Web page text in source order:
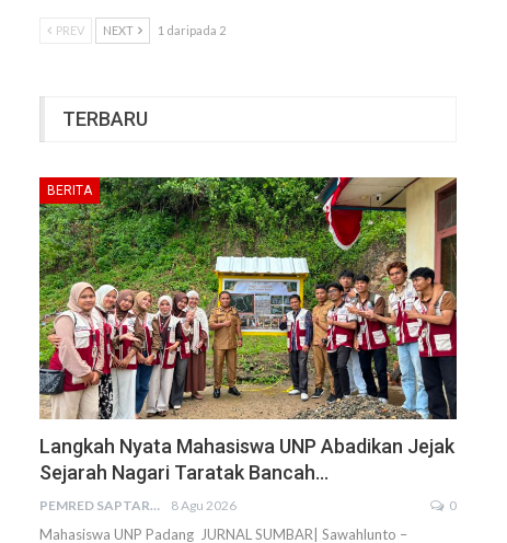
PREV NEXT 1 daripada 2
TERBARU
BERITA
Langkah Nyata Mahasiswa UNP Abadikan Jejak
Sejarah Nagari Taratak Bancah…
PEMRED SAPTARIUS 8 Agu 2026 0
Mahasiswa UNP Padang JURNAL SUMBAR| Sawahlunto –